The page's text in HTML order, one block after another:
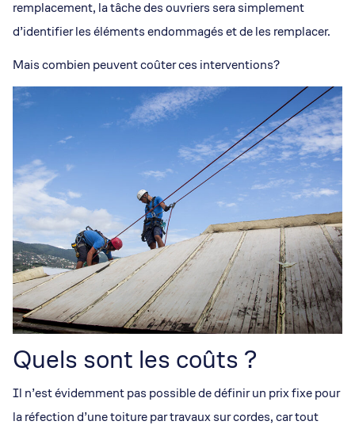
remplacement, la tâche des ouvriers sera simplement
d’identifier les éléments endommagés et de les remplacer.
Mais combien peuvent coûter ces interventions?
Quels sont les coûts ?
Il n’est évidemment pas possible de définir un prix fixe pour
la réfection d’une toiture par travaux sur cordes, car tout